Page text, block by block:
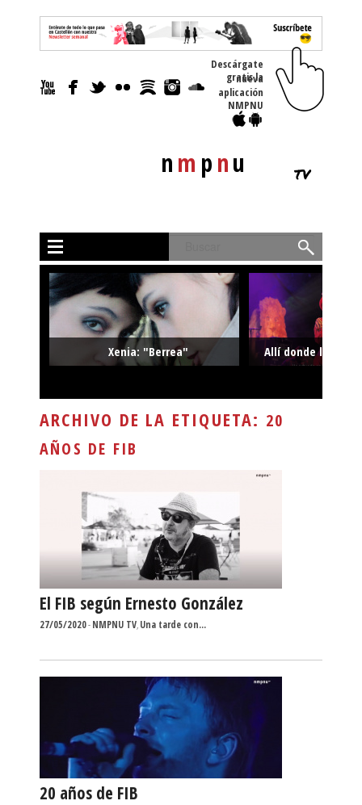
nm pnu tv
Descárgate
gratis la nueva
aplicación
NMPNU
Xenia: "Berrea" Allí donde la
ARCHIVO DE LA ETIQUETA: 20
AÑOS DE FIB
El FIB según Ernesto González
27/05/2020-NMPNU TV,Una tarde con...
20 años de FIB